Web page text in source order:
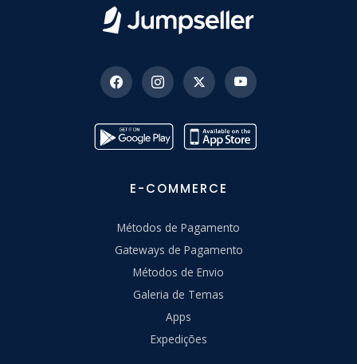
E-COMMERCE
Métodos de Pagamento
Gateways de Pagamento
Métodos de Envio
Galeria de Temas
Apps
Expedições